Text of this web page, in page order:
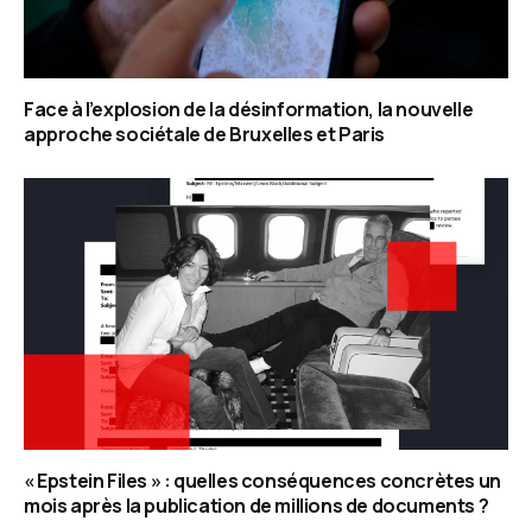
Face à l’explosion de la désinformation, la nouvelle
approche sociétale de Bruxelles et Paris
« Epstein Files » : quelles conséquences concrètes un
mois après la publication de millions de documents ?